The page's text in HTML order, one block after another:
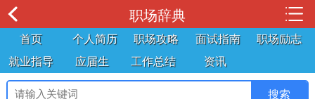
职场辞典
首页 个人简历 职场攻略 面试指南
职场励志
就业指导
应届生 工作总结 资讯